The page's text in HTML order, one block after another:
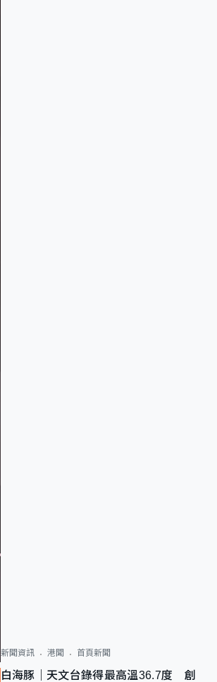
新聞資訊 港聞 首頁新聞
白海豚｜天文台錄得最高溫36.7度 創